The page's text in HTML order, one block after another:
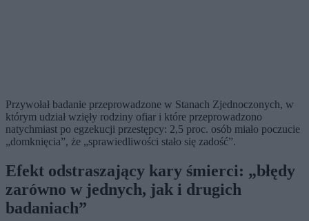
Przywołał badanie przeprowadzone w Stanach Zjednoczonych, w
którym udział wzięły rodziny ofiar i które przeprowadzono
natychmiast po egzekucji przestępcy: 2,5 proc. osób miało poczucie
„domknięcia”, że „sprawiedliwości stało się zadość”.
Efekt odstraszający kary śmierci: „błędy
zarówno w jednych, jak i drugich
badaniach”